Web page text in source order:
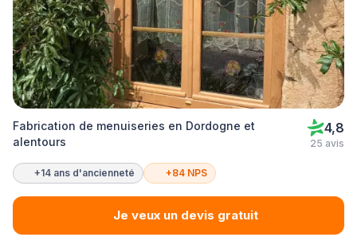
Fabrication de menuiseries en Dordogne et
alentours
4,8
25 avis
+14 ans d'ancienneté +84 NPS
Je veux un devis gratuit